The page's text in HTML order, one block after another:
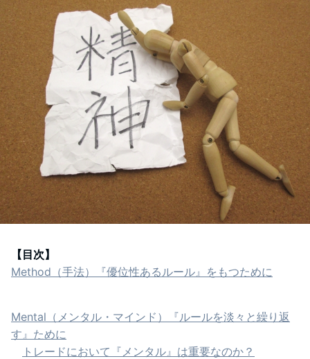
【目次】
Method（手法）『優位性あるルール』をもつために
Mental（メンタル・マインド）『ルールを淡々と繰り返
す』ために
トレードにおいて『メンタル』は重要なのか？